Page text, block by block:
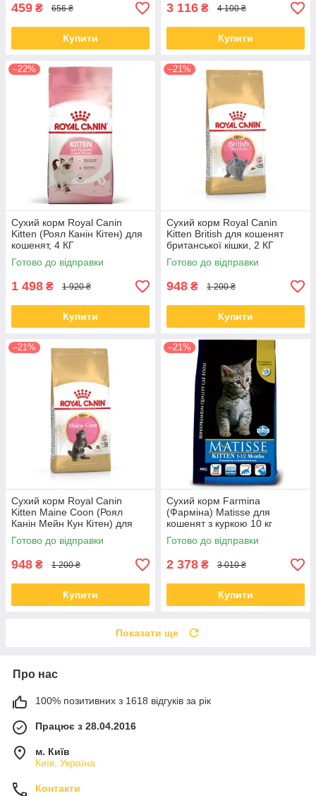
459 ₴ 656 ₴
Купити
3 116 ₴ 4 100 ₴
Купити
–22%
Сухий корм Royal Canin
Kitten (Роял Канін Кітен) для
кошенят, 4 КГ
Готово до відправки
1 498 ₴ 1 920 ₴
Купити
–21%
Сухий корм Royal Canin
Kitten British для кошенят
британської кішки, 2 КГ
Готово до відправки
948 ₴ 1 200 ₴
Купити
–21%
Сухий корм Royal Canin
Kitten Maine Coon (Роял
Канін Мейн Кун Кітен) для
кошенят, 2 КГ
Готово до відправки
948 ₴ 1 200 ₴
Купити
–21%
Сухий корм Farmina
(Фарміна) Matisse для
кошенят з куркою 10 кг
Готово до відправки
2 378 ₴ 3 010 ₴
Купити
Показати ще
Про нас
100% позитивних з 1618 відгуків за рік
Працює з 28.04.2016
м. Київ
Київ, Україна
Контакти